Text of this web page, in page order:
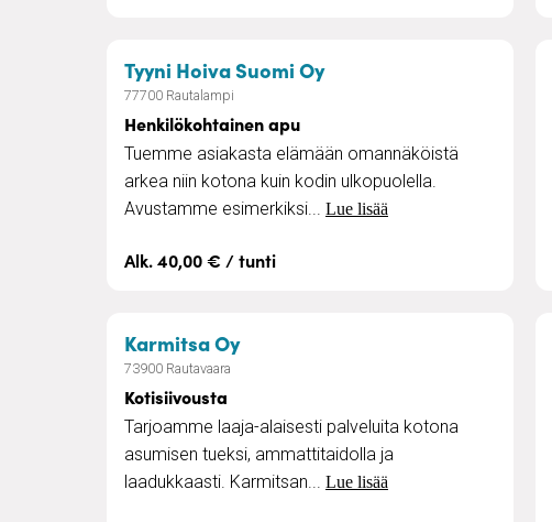
Tyyni Hoiva Suomi Oy– Henkilökohtainen apu
77700 Rautalampi
Henkilökohtainen apu
Tuemme asiakasta elämään omannäköistä
arkea niin kotona kuin kodin ulkopuolella.
Avustamme esimerkiksi... Lue lisää
Alk. 40,00 € / tunti
Karmitsa Oy– Kotisiivousta
73900 Rautavaara
Kotisiivousta
Tarjoamme laaja-alaisesti palveluita kotona
asumisen tueksi, ammattitaidolla ja
laadukkaasti. Karmitsan... Lue lisää